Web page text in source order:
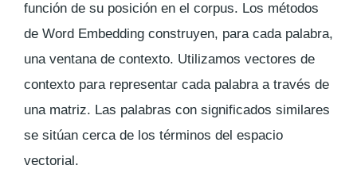
función de su posición en el corpus. Los métodos
de Word Embedding construyen, para cada palabra,
una ventana de contexto. Utilizamos vectores de
contexto para representar cada palabra a través de
una matriz. Las palabras con significados similares
se sitúan cerca de los términos del espacio
vectorial.